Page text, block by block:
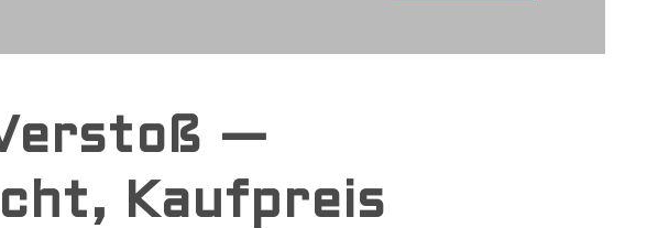
—
Kaufpreis